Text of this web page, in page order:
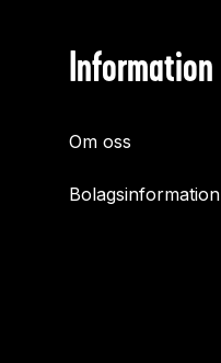
Information
Om oss
Bolagsinformation